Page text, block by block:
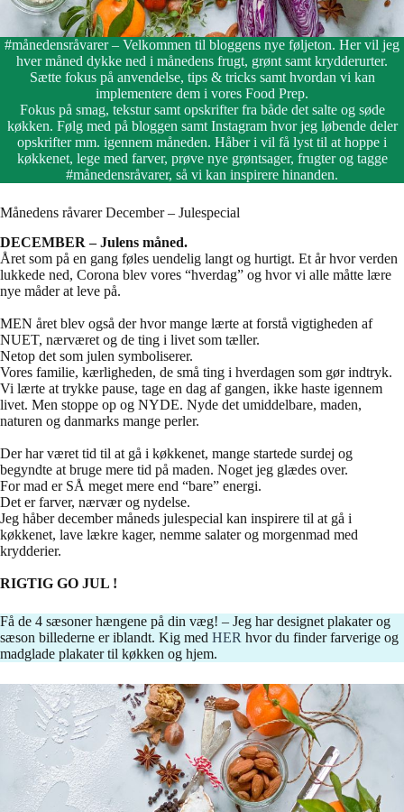
#månedensråvarer – Velkommen til bloggens nye føljeton. Her vil jeg
hver måned dykke ned i månedens frugt, grønt samt krydderurter.
Sætte fokus på anvendelse, tips & tricks samt hvordan vi kan
implementere dem i vores Food Prep.
Fokus på smag, tekstur samt opskrifter fra både det salte og søde
køkken. Følg med på bloggen samt Instagram hvor jeg løbende deler
opskrifter mm. igennem måneden. Håber i vil få lyst til at hoppe i
køkkenet, lege med farver, prøve nye grøntsager, frugter og tagge
#månedensråvarer, så vi kan inspirere hinanden.
Månedens råvarer December – Julespecial
DECEMBER – Julens måned.
Året som på en gang føles uendelig langt og hurtigt. Et år hvor verden
lukkede ned, Corona blev vores “hverdag” og hvor vi alle måtte lære
nye måder at leve på.
MEN året blev også der hvor mange lærte at forstå vigtigheden af
NUET, nærværet og de ting i livet som tæller.
Netop det som julen symboliserer.
Vores familie, kærligheden, de små ting i hverdagen som gør indtryk.
Vi lærte at trykke pause, tage en dag af gangen, ikke haste igennem
livet. Men stoppe op og NYDE. Nyde det umiddelbare, maden,
naturen og danmarks mange perler.
Der har været tid til at gå i køkkenet, mange startede surdej og
begyndte at bruge mere tid på maden. Noget jeg glædes over.
For mad er SÅ meget mere end “bare” energi.
Det er farver, nærvær og nydelse.
Jeg håber december måneds julespecial kan inspirere til at gå i
køkkenet, lave lækre kager, nemme salater og morgenmad med
krydderier.
RIGTIG GO JUL !
Få de 4 sæsoner hængene på din væg! – Jeg har designet plakater og
sæson billederne er iblandt. Kig med HER hvor du finder farverige og
madglade plakater til køkken og hjem.